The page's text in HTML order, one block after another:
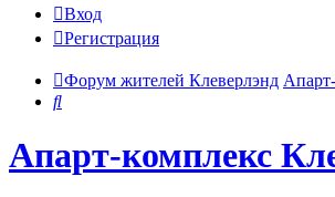
Вход
Регистрация
Форум жителей Клеверлэнд
Поиск
Апарт-комплекс